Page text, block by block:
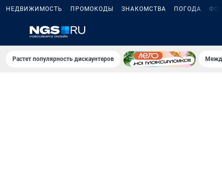
НЕДВИЖИМОСТЬ ПРОМОКОДЫ ЗНАКОМСТВА ПОГОДА
Растет популярность дискаунтеров